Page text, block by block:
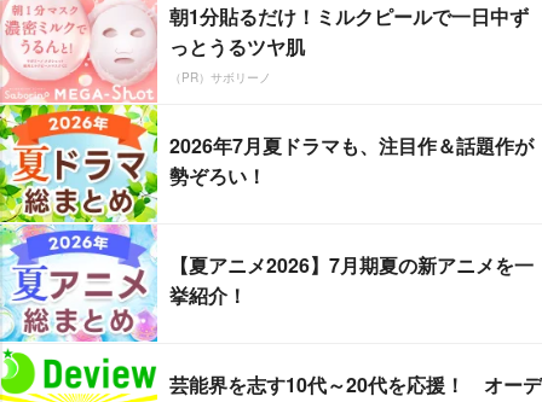
朝1分貼るだけ！ミルクピールで一日中ず
っとうるツヤ肌
（PR）サボリーノ
2026年7月夏ドラマも、注目作＆話題作が
勢ぞろい！
【夏アニメ2026】7月期夏の新アニメを一
挙紹介！
芸能界を志す10代～20代を応援！ オーデ